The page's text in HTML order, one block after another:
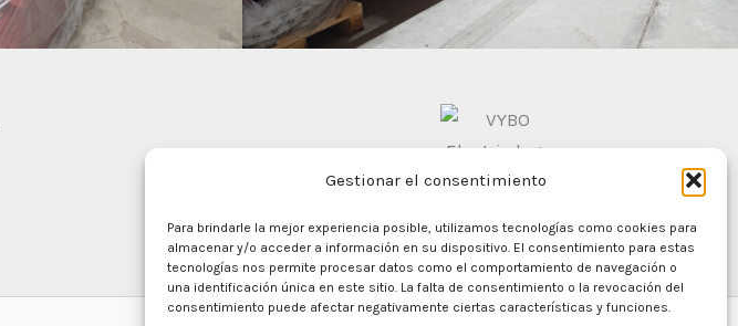
Gestionar el consentimiento
Para brindarle la mejor experiencia posible, utilizamos tecnologías como cookies para
almacenar y/o acceder a información en su dispositivo. El consentimiento para estas
tecnologías nos permite procesar datos como el comportamiento de navegación o
una identificación única en este sitio. La falta de consentimiento o la revocación del
consentimiento puede afectar negativamente ciertas características y funciones.